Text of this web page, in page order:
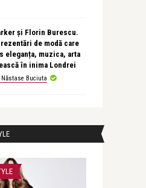
și Florin Burescu.
de modă care
eleganța, muzica, arta
în inima Londrei
Buciuta